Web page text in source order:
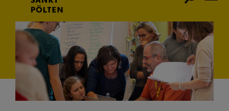
Medienportal
Bischof
Gottesdienste